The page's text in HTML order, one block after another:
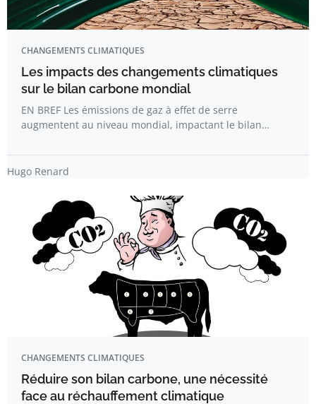
CHANGEMENTS CLIMATIQUES
Les impacts des changements climatiques
sur le bilan carbone mondial
EN BREF Les émissions de gaz à effet de serre
augmentent au niveau mondial, impactant le bilan…
Hugo Renard
CHANGEMENTS CLIMATIQUES
Réduire son bilan carbone, une nécessité
face au réchauffement climatique